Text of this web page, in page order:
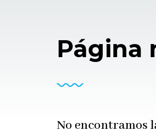
Página
No encontramos